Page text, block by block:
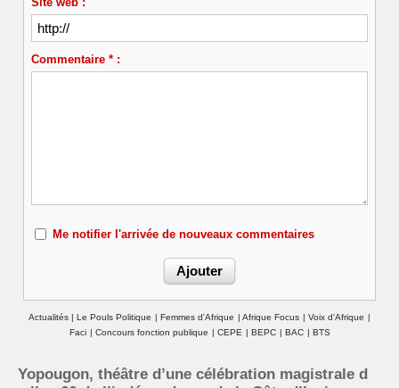
Commentaire * :
Me notifier l'arrivée de nouveaux commentaires
Actualités | Le Pouls Politique | Femmes d'Afrique | Afrique Focus | Voix d'Afrique |
Faci | Concours fonction publique | CEPE | BEPC | BAC | BTS
Yopougon, théâtre d’une célébration magistrale d